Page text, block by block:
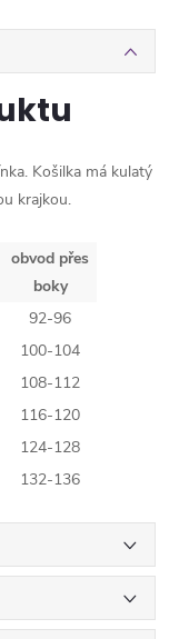
Košilka má kulatý
krajkou.
obvod přes
boky
92-96
100-104
108-112
116-120
124-128
132-136